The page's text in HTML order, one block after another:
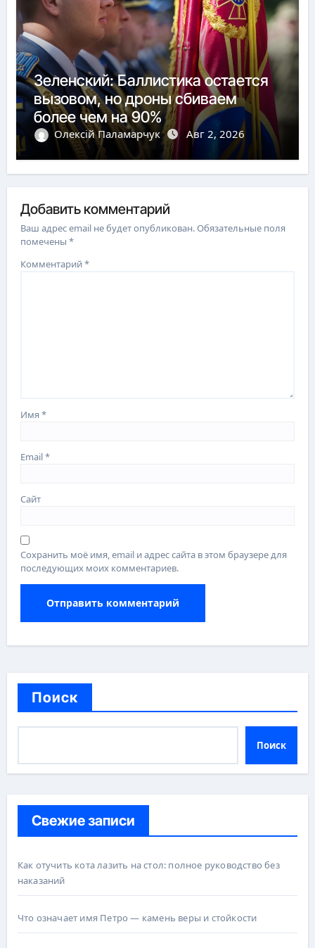
Зеленский: Баллистика остается
вызовом, но дроны сбиваем
более чем на 90%
Олексій Паламарчук Авг 2, 2026
Добавить комментарий
Ваш адрес email не будет опубликован.Обязательные поля
помечены*
Комментарий*
Имя*
Email*
Сайт
Сохранить моё имя, email и адрес сайта в этом браузере для
последующих моих комментариев.
Поиск
Поиск
Свежие записи
Как отучить кота лазить на стол: полное руководство без
наказаний
Что означает имя Петро — камень веры и стойкости